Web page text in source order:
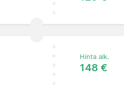
Hinta alk.
148 €